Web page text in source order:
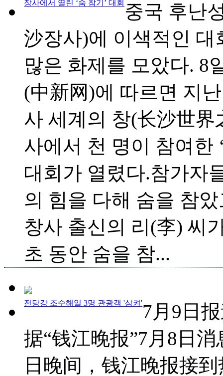
장사에서 열린 ‘숨 참기’ 대회 중국 후난
沙장사)에 이색적인 대
많은 화제를 모았다. 8
(中新网)에 따르면 지난
사 세계의 창(长沙世界
사에서 천 명이 참여한
대회가 열렸다.참가자
의 힘을 다해 숨을 참
창사 출신의 리(李) 씨
초 동안 숨을 참...
전당강 조수해일 3명 관광객 '삼켜'7月9日
据“钱江晚报”7月8日消
日晚间，钱江晚报接